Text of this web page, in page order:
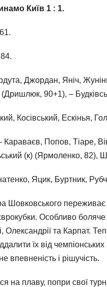
Київ 1 : 1.
Джордан, Яніч,
90+1), –
Косівський, Ескінья,
Караваєв, Попов, Тіаре,
(к) (Ярмоленко, 82),
Яцик, Буртник,
Шовковського переживає
Особливо
Олександрії та Карпат.
їх від
впевненість і рішучість.
на плаву, попри свої